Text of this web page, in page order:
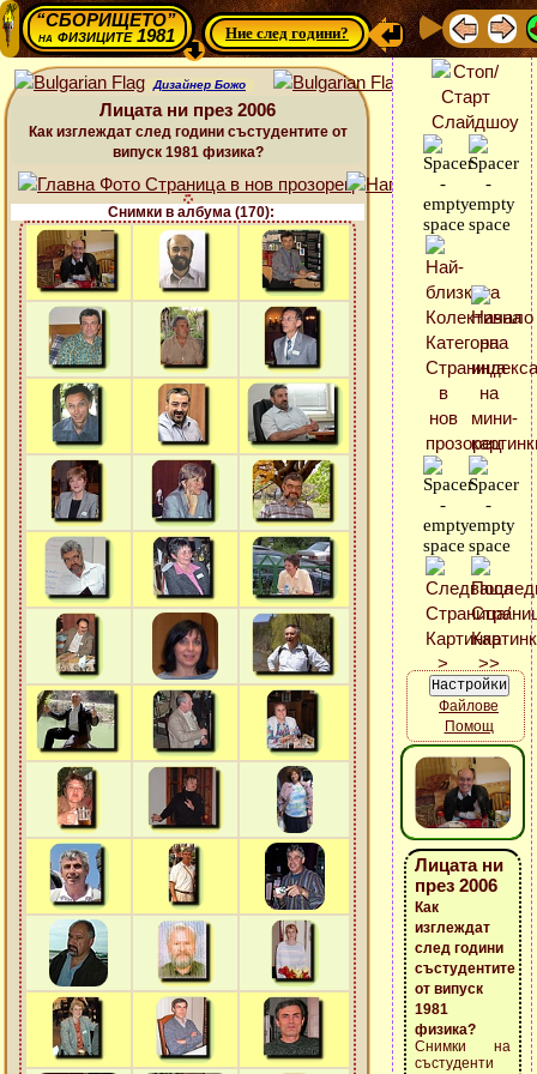
“СБОРИЩЕТО”
нафизиците 1981 Ние след години?
Дизайнер Божо
Лицата ни през 2006
Как изглеждат след години състудентите от
випуск 1981 физика?
Снимки в албума (170):
Файлове
Помощ
Лицата ни
през 2006
Как
изглеждат
след години
състудентите
от випуск
1981
физика?
Снимки на
състуденти